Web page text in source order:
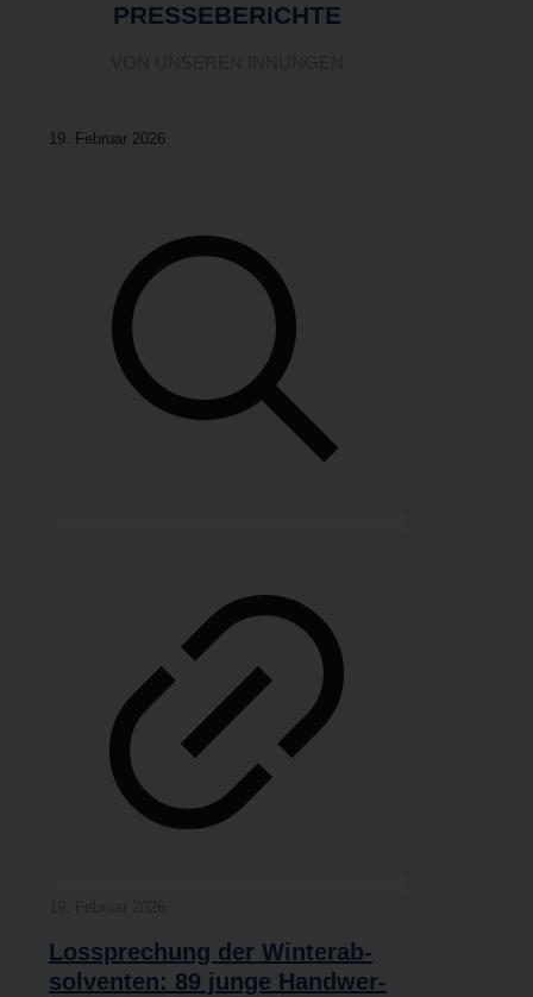
PRESSEBERICHTE
19. Febru­ar 2026
Los­spre­chung der Win­ter­ab­
sol­ven­ten: 89 jun­ge Hand­wer­